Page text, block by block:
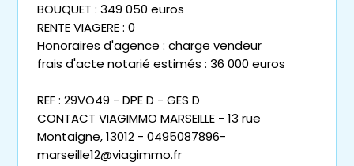
BOUQUET : 349 050 euros
RENTE VIAGERE : 0
Honoraires d'agence : charge vendeur
frais d'acte notarié estimés : 36 000 euros
REF : 29VO49 - DPE D - GES D
CONTACT VIAGIMMO MARSEILLE - 13 rue
Montaigne, 13012 - 0495087896-
marseille12@viagimmo.fr